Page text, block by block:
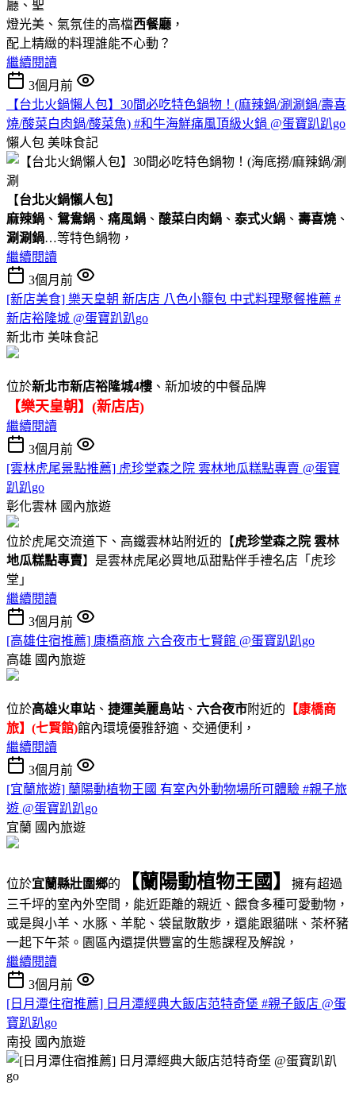
燈光美、氣氛佳的高檔西餐廳 ，
配上精緻的料理誰能不心動？
繼續閱讀
3個月前
【台北火鍋懶人包】30間必吃特色鍋物！(麻辣鍋/涮涮鍋/壽喜
燒/酸菜白肉鍋/酸菜魚) #和牛海鮮痛風頂級火鍋 @蛋寶趴趴go
懶人包 美味食記
【台北火鍋懶人包】
麻辣鍋 、 鴛鴦鍋 、 痛風鍋 、 酸菜白肉鍋 、 泰式火鍋 、 壽喜燒 、
涮涮鍋…等特色鍋物，
繼續閱讀
3個月前
[新店美食] 樂天皇朝 新店店 八色小籠包 中式料理聚餐推薦 #
新店裕隆城 @蛋寶趴趴go
新北市 美味食記
位於新北市新店裕隆城4樓 、新加坡的中餐品牌
【樂天皇朝】(新店店)
繼續閱讀
3個月前
[雲林虎尾景點推薦] 虎珍堂森之院 雲林地瓜糕點專賣 @蛋寶
趴趴go
彰化雲林 國內旅遊
位於虎尾交流道下、高鐵雲林站附近的【虎珍堂森之院 雲林
地瓜糕點專賣】是雲林虎尾必買地瓜甜點伴手禮名店「虎珍
堂」
繼續閱讀
3個月前
[高雄住宿推薦] 康橋商旅 六合夜市七賢館 @蛋寶趴趴go
高雄 國內旅遊
位於高雄火車站 、 捷運美麗島站 、 六合夜市附近的 【康橋商
旅】(七賢館)館內環境優雅舒適、交通便利，
繼續閱讀
3個月前
[宜蘭旅遊] 蘭陽動植物王國 有室內外動物場所可體驗 #親子旅
遊 @蛋寶趴趴go
宜蘭 國內旅遊
位於宜蘭縣壯圍鄉的 【蘭陽動植物王國】
擁有超過
三千坪的室內外空間，能近距離的親近、餵食多種可愛動物，
或是與小羊、水豚、羊駝、袋鼠散散步，還能跟貓咪、茶杯豬
一起下午茶。園區內還提供豐富的生態課程及解說，
繼續閱讀
3個月前
[日月潭住宿推薦] 日月潭經典大飯店范特奇堡 #親子飯店 @蛋
寶趴趴go
南投 國內旅遊